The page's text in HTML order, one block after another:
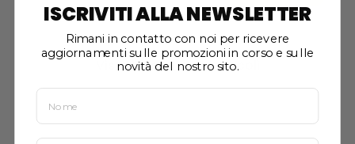
Visualizzati 1-1 su 1 articoli
ISCRIVITI ALLA NEWSLETTER
Rimani in contatto con noi per ricevere
aggiornamenti sulle promozioni in corso e sulle
novità del nostro sito.